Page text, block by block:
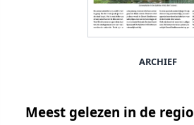
ARCHIEF
Meest gelezen in de regio